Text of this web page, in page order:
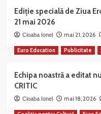
Ediție specială de Ziua
21 mai 2026
Cioaba Ionel mai 21, 2026
Euro Education Publicitate
Echipa noastră a editat
CRITIC
Cioaba Ionel mai 18, 2026